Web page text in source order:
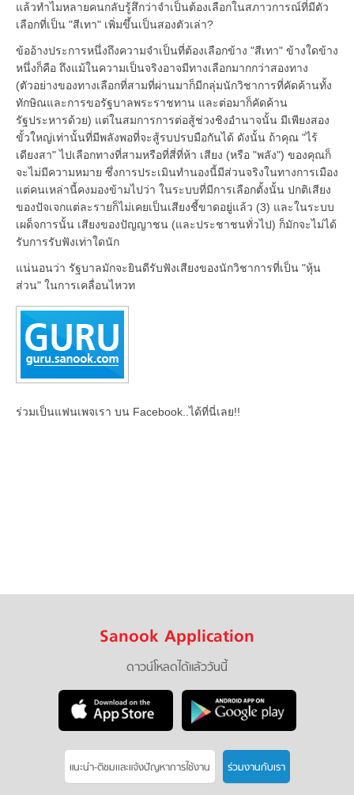
แล้วทำไมหลายคนกลับรู้สึกว่าจำเป็นต้องเลือกในสภาวการณ์ที่มีตัว
เลือกที่เป็น "สีเทา" เพิ่มขึ้นเป็นสองตัวเล่า?
ข้ออ้างประการหนึ่งถึงความจำเป็นที่ต้องเลือกข้าง "สีเทา" ข้างใดข้าง
หนึ่งก็คือ ถึงแม้ในความเป็นจริงอาจมีทางเลือกมากกว่าสองทาง
(ตัวอย่างของทางเลือกที่สามที่ผ่านมาก็มีกลุ่มนักวิชาการที่คัดค้านทั้ง
ทักษิณและการขอรัฐบาลพระราชทาน และต่อมาก็คัดค้าน
รัฐประหารด้วย) แต่ในสมการการต่อสู้ช่วงชิงอำนาจนั้น มีเพียงสอง
ขั้วใหญ่เท่านั้นที่มีพลังพอที่จะสู้รบปรบมือกันได้ ดังนั้น ถ้าคุณ "ไร้
เดียงสา" ไปเลือกทางที่สามหรือที่สี่ที่ห้า เสียง (หรือ "พลัง") ของคุณก็
จะไม่มีความหมาย ซึ่งการประเมินทำนองนี้มีส่วนจริงในทางการเมือง
แต่คนเหล่านี้คงมองข้ามไปว่า ในระบบที่มีการเลือกตั้งนั้น ปกติเสียง
ของปัจเจกแต่ละรายก็ไม่เคยเป็นเสียงชี้ขาดอยู่แล้ว (3) และในระบบ
เผด็จการนั้น เสียงของปัญญาชน (และประชาชนทั่วไป) ก็มักจะไม่ได้
รับการรับฟังเท่าใดนัก
แน่นอนว่า รัฐบาลมักจะยินดีรับฟังเสียงของนักวิชาการที่เป็น "หุ้น
ส่วน" ในการเคลื่อนไหวท
ร่วมเป็นแฟนเพจเรา บน Facebook..ได้ที่นี่เลย!!
Sanook Application
ดาวน์โหลดได้แล้ววันนี้
แนะนำ-ติชมเเละแจ้งปัญหาการใช้งาน ร่วมงานกับเรา